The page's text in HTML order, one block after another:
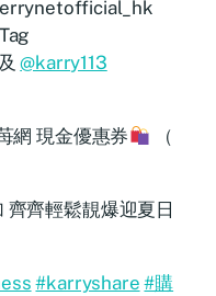
Tag
@karry113
網 現金優惠券
（
齊輕鬆靚爆迎夏日
#karryshare #購